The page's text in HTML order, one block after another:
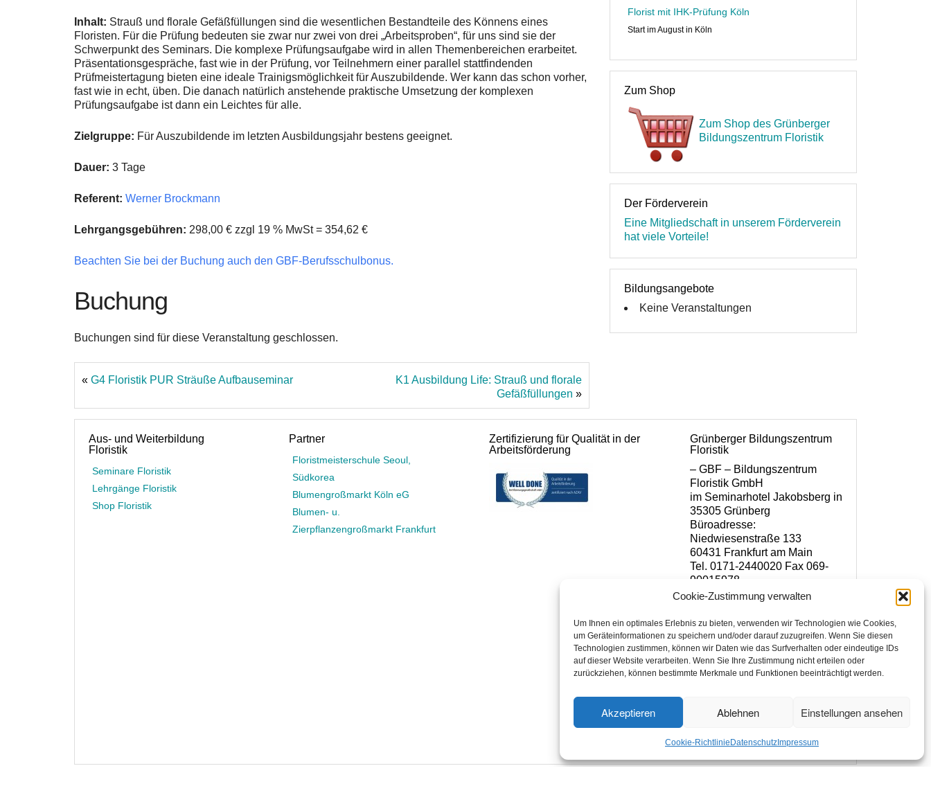
Cookie-Zustimmung verwalten
Um Ihnen ein optimales Erlebnis zu bieten, verwenden wir Technologien wie Cookies,
um Geräteinformationen zu speichern und/oder darauf zuzugreifen. Wenn Sie diesen
Technologien zustimmen, können wir Daten wie das Surfverhalten oder eindeutige IDs
auf dieser Website verarbeiten. Wenn Sie Ihre Zustimmung nicht erteilen oder
zurückziehen, können bestimmte Merkmale und Funktionen beeinträchtigt werden.
Akzeptieren Ablehnen Einstellungen ansehen
Cookie-Richtlinie DatenschutzImpressum
Inhalt: Strauß und florale Gefäßfüllungen sind die wesentlichen Bestandteile des Könnens eines
Floristen. Für die Prüfung bedeuten sie zwar nur zwei von drei „Arbeitsproben“, für uns sind sie der
Schwerpunkt des Seminars. Die komplexe Prüfungsaufgabe wird in allen Themenbereichen erarbeitet.
Präsentationsgespräche, fast wie in der Prüfung, vor Teilnehmern einer parallel stattfindenden
Prüfmeistertagung bieten eine ideale Trainigsmöglichkeit für Auszubildende. Wer kann das schon vorher,
fast wie in echt, üben. Die danach natürlich anstehende praktische Umsetzung der komplexen
Prüfungsaufgabe ist dann ein Leichtes für alle.
Zielgruppe: Für Auszubildende im letzten Ausbildungsjahr bestens geeignet.
Dauer: 3 Tage
Referent: Werner Brockmann
Lehrgangsgebühren: 298,00 € zzgl 19 % MwSt = 354,62 €
Beachten Sie bei der Buchung auch den GBF-Berufsschulbonus.
Buchung
Buchungen sind für diese Veranstaltung geschlossen.
« G4 Floristik PUR Sträuße Aufbauseminar
K1 Ausbildung Life: Strauß und florale
Gefäßfüllungen »
Florist mit IHK-Prüfung Köln
Start im August in Köln
Zum Shop
Zum Shop des Grünberger
Bildungszentrum Floristik
Der Förderverein
Eine Mitgliedschaft in unserem Förderverein
hat viele Vorteile!
Bildungsangebote
Keine Veranstaltungen
Aus- und Weiterbildung
Floristik
Seminare Floristik
Lehrgänge Floristik
Shop Floristik
Partner
Floristmeisterschule Seoul,
Südkorea
Blumengroßmarkt Köln eG
Blumen- u.
Zierpflanzengroßmarkt Frankfurt
Zertifizierung für Qualität in der
Arbeitsförderung
Grünberger Bildungszentrum
Floristik
– GBF – Bildungszentrum
Floristik GmbH
im Seminarhotel Jakobsberg in
35305 Grünberg
Büroadresse:
Niedwiesenstraße 133
60431 Frankfurt am Main
Tel. 0171-2440020 Fax 069-
90015978
www.florist-meisterschule.de
floristik.de
info@bildungszentrum-
floristik.de
Handelsregister Giessen HRB
02023400220